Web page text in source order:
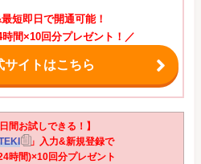
短即日で開通可能！
間×10回分プレゼント！／
イトはこちら
間お試しできる！】
」入力&新規登録で
時間)×10回分プレゼント